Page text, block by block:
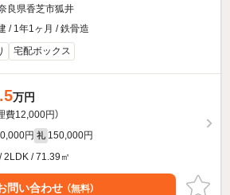
良県香芝市狐井
/ 1年1ヶ月 / 鉄骨造
宅配ボックス
万円
費12,000円）
円 礼 150,000円
2LDK / 71.39㎡
問い合わせ （無料）